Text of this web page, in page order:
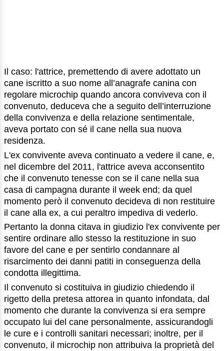
Il caso: l'attrice, premettendo di avere adottato un
cane iscritto a suo nome all’anagrafe canina con
regolare microchip quando ancora conviveva con il
convenuto, deduceva che a seguito dell’interruzione
della convivenza e della relazione sentimentale,
aveva portato con sé il cane nella sua nuova
residenza.
L'ex convivente aveva continuato a vedere il cane, e,
nel dicembre del 2011, l'attrice aveva acconsentito
che il convenuto tenesse con se il cane nella sua
casa di campagna durante il week end; da quel
momento però il convenuto decideva di non restituire
il cane alla ex, a cui peraltro impediva di vederlo.
Pertanto la donna citava in giudizio l'ex convivente per
sentire ordinare allo stesso la restituzione in suo
favore del cane e per sentirlo condannare al
risarcimento dei danni patiti in conseguenza della
condotta illegittima.
Il convenuto si costituiva in giudizio chiedendo il
rigetto della pretesa attorea in quanto infondata, dal
momento che durante la convivenza si era sempre
occupato lui del cane personalmente, assicurandogli
le cure e i controlli sanitari necessari; inoltre, per il
convenuto, il microchip non attribuiva la proprietà del